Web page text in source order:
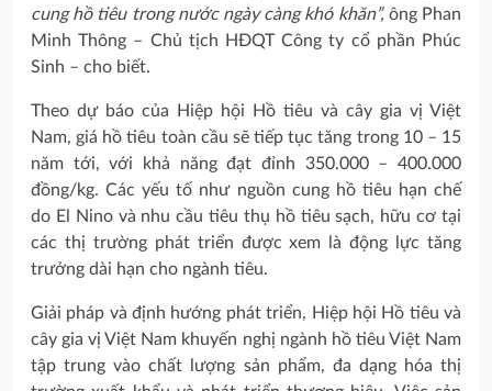
cung hồ tiêu trong nước ngày càng khó khăn”,ông Phan
Minh Thông – Chủ tịch HĐQT Công ty cổ phần Phúc
Sinh – cho biết.
Theo dự báo của Hiệp hội Hồ tiêu và cây gia vị Việt
Nam, giá hồ tiêu toàn cầu sẽ tiếp tục tăng trong 10 – 15
năm tới, với khả năng đạt đỉnh 350.000 – 400.000
đồng/kg. Các yếu tố như nguồn cung hồ tiêu hạn chế
do El Nino và nhu cầu tiêu thụ hồ tiêu sạch, hữu cơ tại
các thị trường phát triển được xem là động lực tăng
trưởng dài hạn cho ngành tiêu.
Giải pháp và định hướng phát triển, Hiệp hội Hồ tiêu và
cây gia vị Việt Nam khuyến nghị ngành hồ tiêu Việt Nam
tập trung vào chất lượng sản phẩm, đa dạng hóa thị